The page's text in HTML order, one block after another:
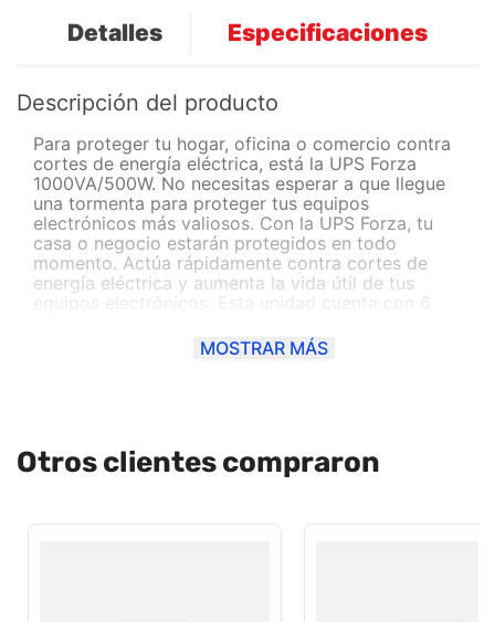
Detalles Especificaciones
Descripción del producto
Para proteger tu hogar, oficina o comercio contra
cortes de energía eléctrica, está la UPS Forza
1000VA/500W. No necesitas esperar a que llegue
una tormenta para proteger tus equipos
electrónicos más valiosos. Con la UPS Forza, tu
casa o negocio estarán protegidos en todo
momento. Actúa rápidamente contra cortes de
energía eléctrica y aumenta la vida útil de tus
equipos electrónicos. Esta unidad cuenta con 6
autonomía de 32 minutos para mantenerte
conectado hasta que llegue la electricidad.
MOSTRAR MÁS
Otros clientes compraron